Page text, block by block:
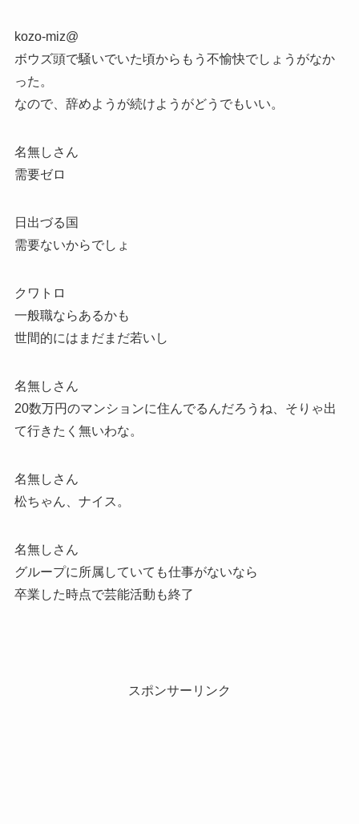
kozo-miz@
ボウズ頭で騒いでいた頃からもう不愉快でしょうがなか
った。
なので、辞めようが続けようがどうでもいい。
名無しさん
需要ゼロ
日出づる国
需要ないからでしょ
クワトロ
一般職ならあるかも
世間的にはまだまだ若いし
名無しさん
20数万円のマンションに住んでるんだろうね、そりゃ出
て行きたく無いわな。
名無しさん
松ちゃん、ナイス。
名無しさん
グループに所属していても仕事がないなら
卒業した時点で芸能活動も終了
スポンサーリンク